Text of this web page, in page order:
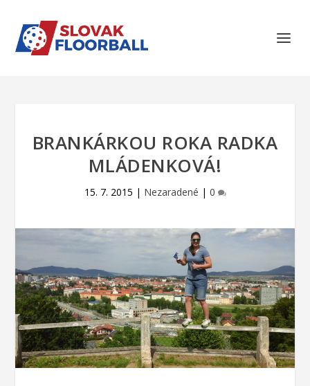
BRANKÁRKOU ROKA RADKA
MLÁDENKOVÁ!
15. 7. 2015 | Nezaradené | 0